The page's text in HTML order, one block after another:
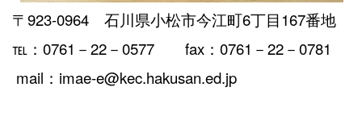
〒923-0964 石川県小松市今江町6丁目167番地
℡：0761－22－0577 fax：0761－22－0781
mail：imae-e@kec.hakusan.ed.jp